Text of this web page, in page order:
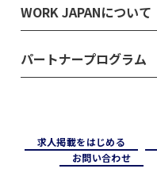
WORK JAPANについて
パートナープログラム
求⼈掲載をはじめる
お問い合わせ